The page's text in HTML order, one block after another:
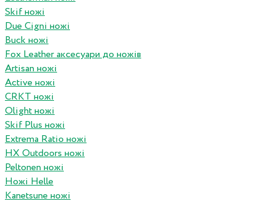
Skif ножі
Due Cigni ножі
Buck ножі
Fox Leather аксесуари до ножів
Artisan ножі
Active ножі
CRKT ножі
Olight ножі
Skif Plus ножі
Extrema Ratio ножі
HX Outdoors ножі
Peltonen ножі
Ножі Helle
Kanetsune ножі